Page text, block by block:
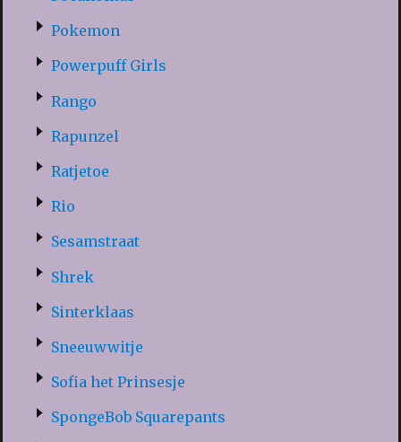
Pokemon
Powerpuff Girls
Rango
Rapunzel
Ratjetoe
Rio
Sesamstraat
Shrek
Sinterklaas
Sneeuwwitje
Sofia het Prinsesje
SpongeBob Squarepants